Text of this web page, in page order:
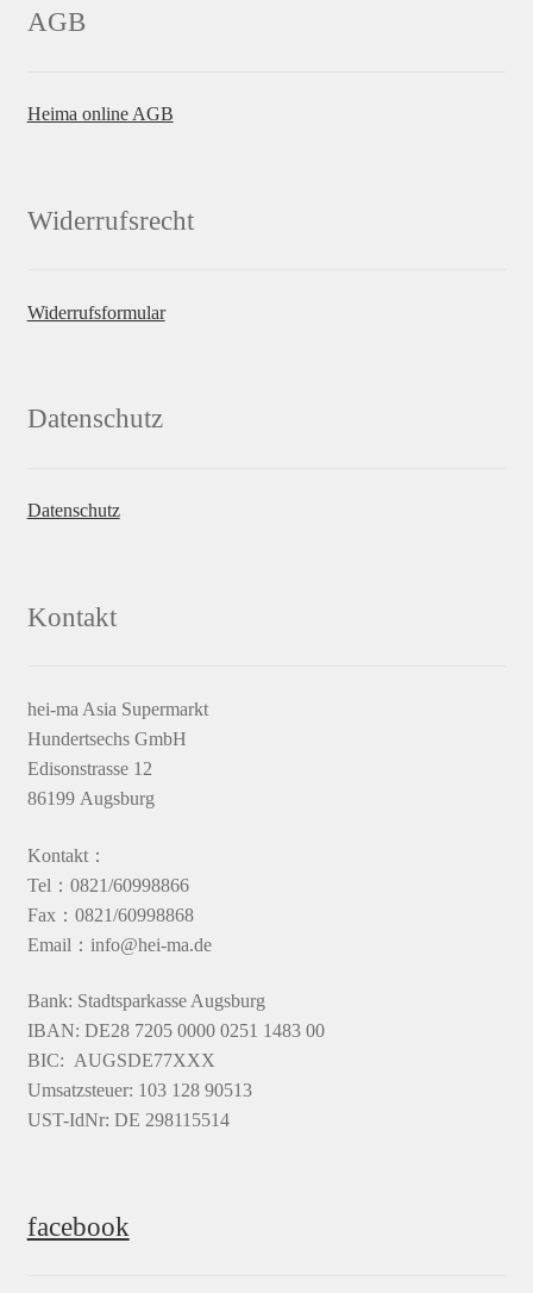
AGB
Heima online AGB
Widerrufsrecht
Widerrufsformular
Datenschutz
Datenschutz
Kontakt
hei-ma Asia Supermarkt
Hundertsechs GmbH
Edisonstrasse 12
86199 Augsburg
Kontakt：
Tel：0821/60998866
Fax：0821/60998868
Email：info@hei-ma.de
Bank: Stadtsparkasse Augsburg
IBAN: DE28 7205 0000 0251 1483 00
BIC: AUGSDE77XXX
Umsatzsteuer: 103 128 90513
UST-IdNr: DE 298115514
facebook